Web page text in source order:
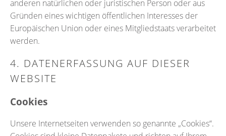
anderen natürlichen oder juristischen Person oder aus
Gründen eines wichtigen öffentlichen Interesses der
Europäischen Union oder eines Mitgliedstaats verarbeitet
werden.
4. DATENERFASSUNG AUF DIESER
WEBSITE
Cookies
Unsere Internetseiten verwenden so genannte „Cookies“.